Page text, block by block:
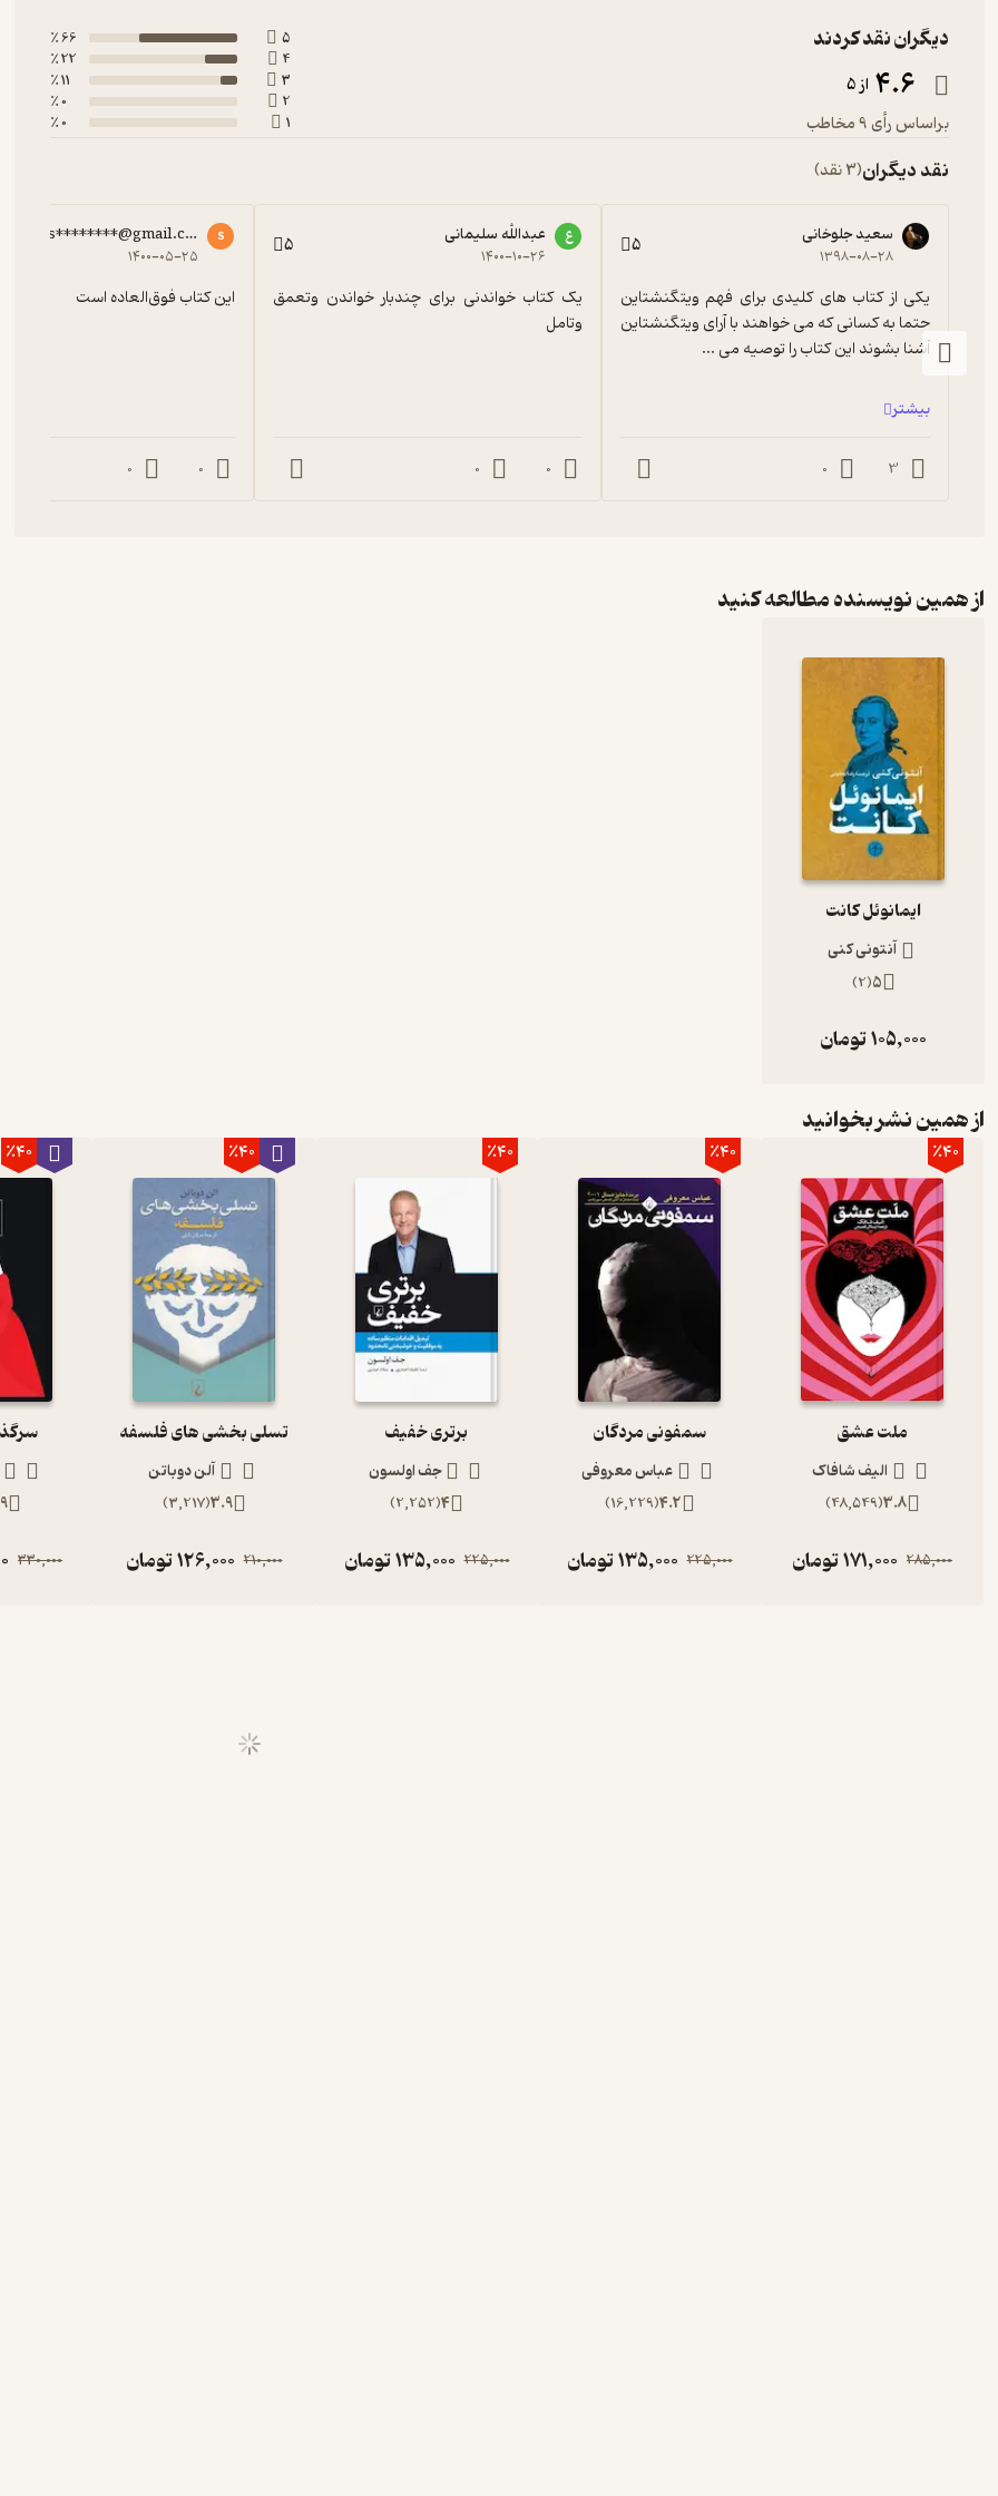
دیگران نقد کردند
4.6 از 5
براساس رأی 9 مخاطب
5
66 ٪
4
22 ٪
3
11 ٪
2
0 ٪
1
0 ٪
نقد دیگران(3 نقد)
سعید جلوخانی
۱۳۹۸-۰۸-۲۸ 5
آشنا بشوند این کتاب را توصیه می ...
بیشتر
3
0
ع عبدالله سلیمانی
۱۴۰۰-۱۰-۲۶ 5
وتامل
0
0
s
sos********@gmail.com
۱۴۰۰-۰۵-۲۵
این کتاب فوق‌العاده است
0
0
از همین نویسنده مطالعه کنید
ایمانوئل کانت
آنتونی کنی
5
(
2
)
105,000تومان
از همین نشر بخوانید
٪40
ملت عشق
الیف شافاک
3.8
(
48,549
)
285,000
171,000تومان
٪40
سمفونی مردگان
عباس معروفی
4.2
(
16,229
)
225,000
135,000تومان
٪40
برتری خفیف
جف اولسون
4
(
2,252
)
225,000
135,000تومان
٪40
تسلی بخشی های فلسفه
آلن دوباتن
3.9
(
3,217
)
210,000
126,000تومان
٪40
330,000